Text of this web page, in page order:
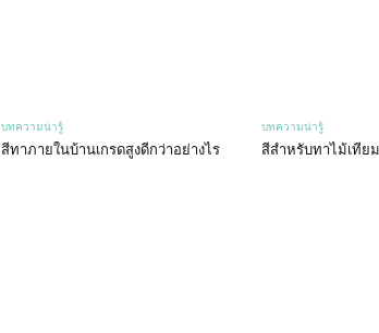
บทความน่ารู้
สีทาภายในบ้านเกรดสูงดีกว่าอย่างไร
บทความน่ารู้
สีสำหรับทาไม้เทีย